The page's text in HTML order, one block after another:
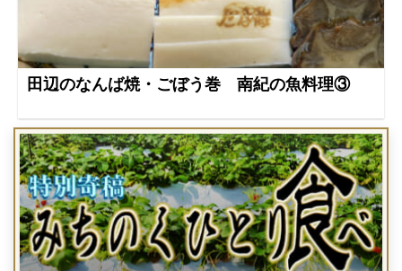
田辺のなんば焼・ごぼう巻 南紀の魚料理③